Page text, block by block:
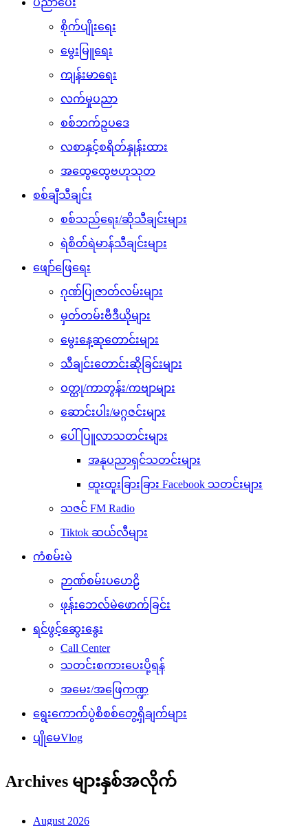
ပညာပေး
စိုက်ပျိုးရေး
မွေးမြူရေး
ကျန်းမာရေး
လက်မှုပညာ
စစ်ဘက်ဥပဒေ
လစာနှင့်စရိတ်နှုန်းထား
အထွေထွေဗဟုသုတ
စစ်ချီသီချင်း
စစ်သည်ရေး/ဆိုသီချင်းများ
ရဲစိတ်ရဲမာန်သီချင်းများ
ဖျော်ဖြေရေး
ဂုဏ်ပြုဇာတ်လမ်းများ
မှတ်တမ်းဗီဒီယိုများ
မွေးနေ့ဆုတောင်းများ
သီချင်းတောင်းဆိုခြင်းများ
ဝတ္ထု/ကာတွန်း/ကဗျာများ
ဆောင်းပါး/မဂ္ဂဇင်းများ
ပေါ်ပြူလာသတင်းများ
အနုပညာရှင်သတင်းများ
ထူးထူးခြားခြား Facebook သတင်းများ
သဇင် FM Radio
Tiktok ဆယ်လီများ
ကံစမ်းမဲ
ဉာဏ်စမ်းပဟေဠိ
ဖုန်းဘေလ်မဲဖောက်ခြင်း
ရင်ဖွင့်ဆွေးနွေး
Call Center
သတင်းစကားပေးပို့ရန်
အမေး/အဖြေကဏ္ဍ
ရွေးကောက်ပွဲစိစစ်တွေ့ရှိချက်များ
ပျိုမေVlog
Archives များနှစ်အလိုက်
August 2026